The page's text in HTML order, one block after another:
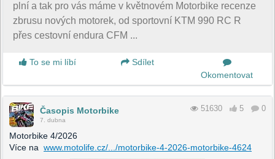
plní a tak pro vás máme v květnovém Motorbike recenze
zbrusu nových motorek, od sportovní KTM 990 RC R
přes cestovní endura CFM ...
To se mi líbí
Sdílet
Okomentovat
Časopis Motorbike
7. dubna
51630 5 0
Motorbike 4/2026
Více na www.motolife.cz/.../motorbike-4-2026-motorbike-4624